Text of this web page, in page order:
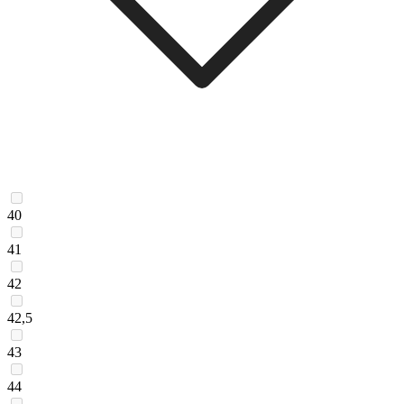
40
41
42
42,5
43
44